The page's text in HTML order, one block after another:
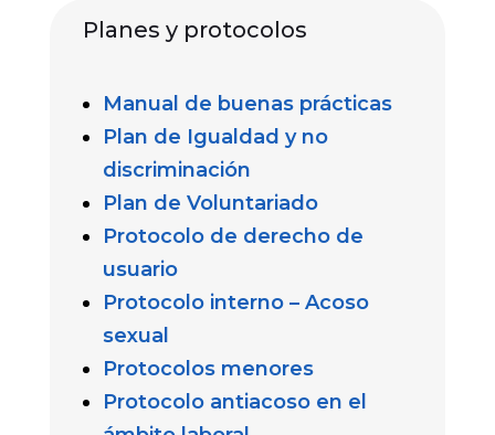
Planes y protocolos
Manual de buenas prácticas
Plan de Igualdad y no
discriminación
Plan de Voluntariado
Protocolo de derecho de
usuario
Protocolo interno – Acoso
sexual
Protocolos menores
Protocolo antiacoso en el